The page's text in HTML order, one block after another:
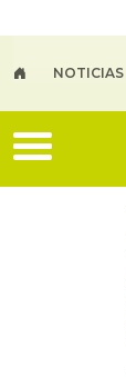
NOTICIAS